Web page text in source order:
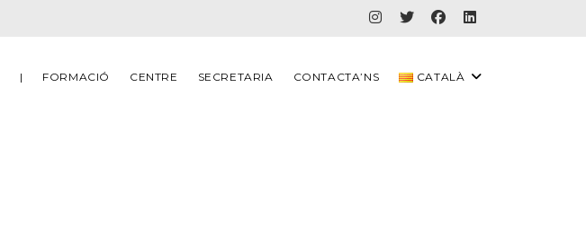
| FORMACIÓ CENTRE SECRETARIA CONTACTA’NS CATALÀ